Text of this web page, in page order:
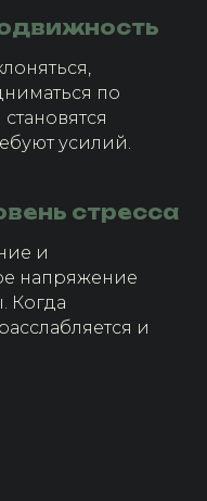
по
усилий.
стресса
и
напряжение
Когда
и